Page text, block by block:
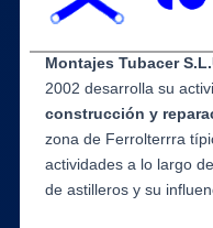
Montajes Tubacer
2002 desarrolla su
construcción y
zona de Ferrolterrra
actividades a lo largo
de astilleros y su